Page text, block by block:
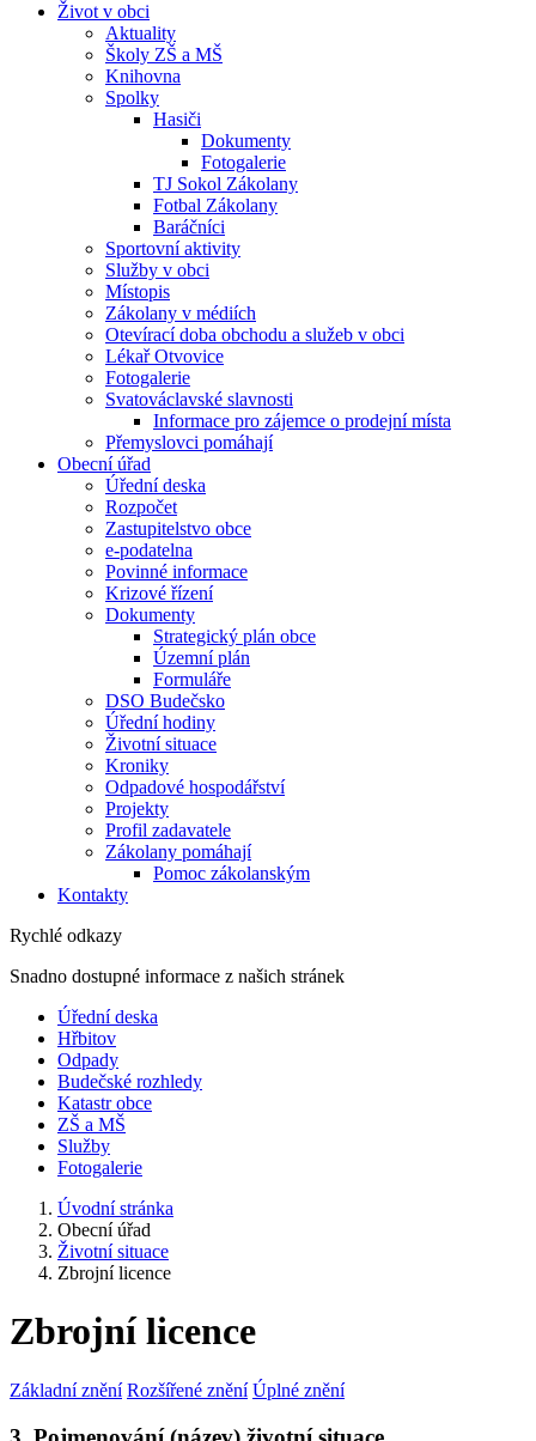
Život v obci
Aktuality
Školy ZŠ a MŠ
Knihovna
Spolky
Hasiči
Dokumenty
Fotogalerie
TJ Sokol Zákolany
Fotbal Zákolany
Baráčníci
Sportovní aktivity
Služby v obci
Místopis
Zákolany v médiích
Otevírací doba obchodu a služeb v obci
Lékař Otvovice
Fotogalerie
Svatováclavské slavnosti
Informace pro zájemce o prodejní místa
Přemyslovci pomáhají
Obecní úřad
Úřední deska
Rozpočet
Zastupitelstvo obce
e-podatelna
Povinné informace
Krizové řízení
Dokumenty
Strategický plán obce
Územní plán
Formuláře
DSO Budečsko
Úřední hodiny
Životní situace
Kroniky
Odpadové hospodářství
Projekty
Profil zadavatele
Zákolany pomáhají
Pomoc zákolanským
Kontakty
Rychlé odkazy
Snadno dostupné informace z našich stránek
Úřední deska
Hřbitov
Odpady
Budečské rozhledy
Katastr obce
ZŠ a MŠ
Služby
Fotogalerie
Úvodní stránka
Obecní úřad
Životní situace
Zbrojní licence
Zbrojní licence
Základní znění Rozšířené znění Úplné znění